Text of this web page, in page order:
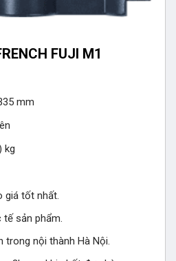
FUJI M1
mm
kg
giá tốt nhất.
tế sản phẩm.
trong nội thành Hà Nội.